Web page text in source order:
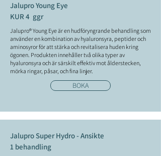
Jalupro Young Eye
KUR 4 ggr
Jalupro® Young Eye är en hudföryngrande behandling som
använder en kombination av hyaluronsyra, peptider och
aminosyror för att stärka och revitalisera huden kring
ögonen. Produkten innehåller två olika typer av
hyaluronsyra och är särskilt effektiv mot ålderstecken,
mörka ringar, påsar, och fina linjer.
BOKA
Jalupro Super Hydro - Ansikte
1 behandling